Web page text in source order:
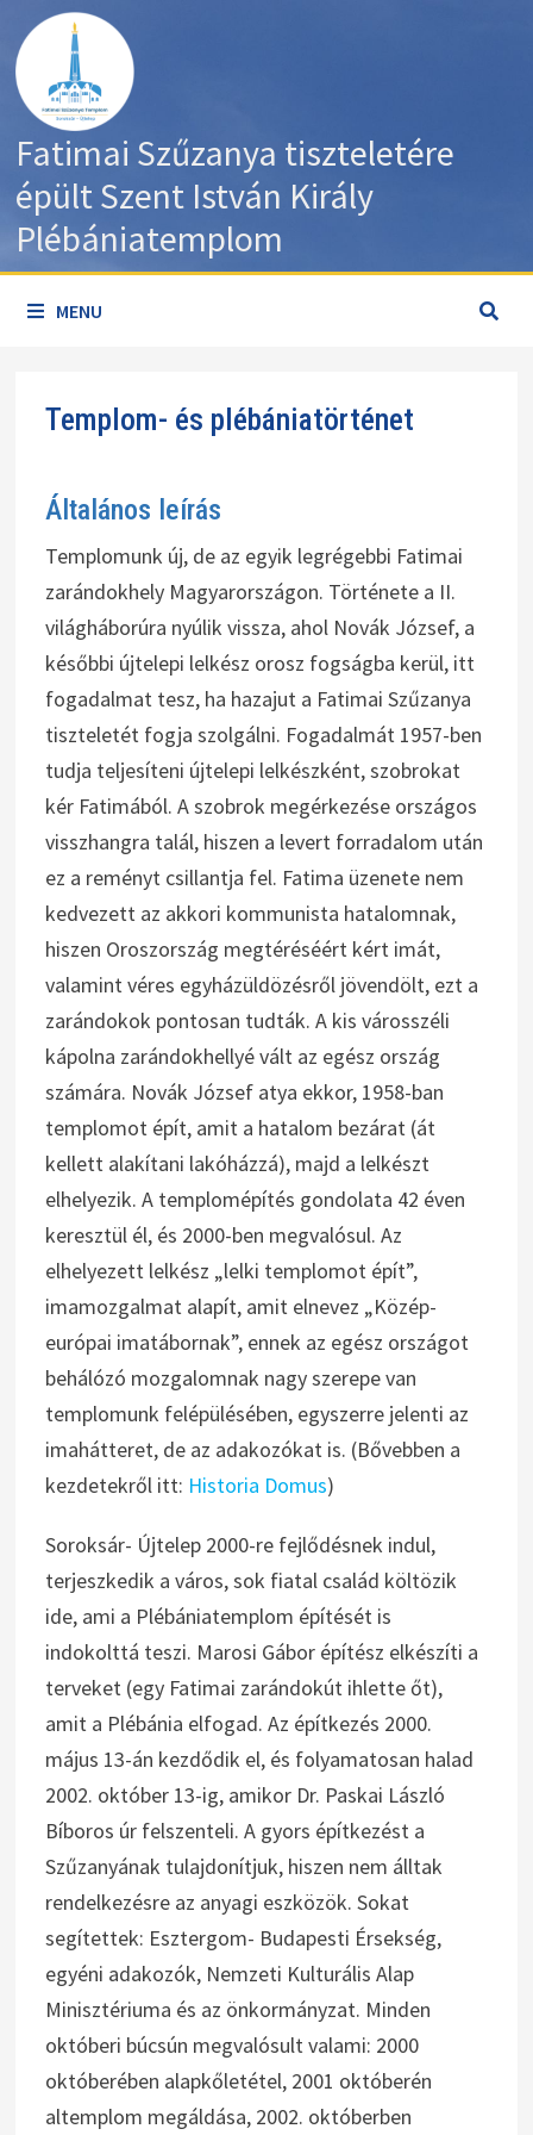
content
Fatimai Szűzanya tiszteletére
épült Szent István Király
Plébániatemplom
MENU
Templom- és plébániatörténet
Általános leírás
Templomunk új, de az egyik legrégebbi Fatimai
zarándokhely Magyarországon. Története a II.
világháborúra nyúlik vissza, ahol Novák József, a
későbbi újtelepi lelkész orosz fogságba kerül, itt
fogadalmat tesz, ha hazajut a Fatimai Szűzanya
tiszteletét fogja szolgálni. Fogadalmát 1957-ben
tudja teljesíteni újtelepi lelkészként, szobrokat
kér Fatimából. A szobrok megérkezése országos
visszhangra talál, hiszen a levert forradalom után
ez a reményt csillantja fel. Fatima üzenete nem
kedvezett az akkori kommunista hatalomnak,
hiszen Oroszország megtéréséért kért imát,
valamint véres egyházüldözésről jövendölt, ezt a
zarándokok pontosan tudták. A kis városszéli
kápolna zarándokhellyé vált az egész ország
számára. Novák József atya ekkor, 1958-ban
templomot épít, amit a hatalom bezárat (át
kellett alakítani lakóházzá), majd a lelkészt
elhelyezik. A templomépítés gondolata 42 éven
keresztül él, és 2000-ben megvalósul. Az
elhelyezett lelkész „lelki templomot épít”,
imamozgalmat alapít, amit elnevez „Közép-
európai imatábornak”, ennek az egész országot
behálózó mozgalomnak nagy szerepe van
templomunk felépülésében, egyszerre jelenti az
imahátteret, de az adakozókat is. (Bővebben a
kezdetekről itt: Historia Domus)
Soroksár- Újtelep 2000-re fejlődésnek indul,
terjeszkedik a város, sok fiatal család költözik
ide, ami a Plébániatemplom építését is
indokolttá teszi. Marosi Gábor építész elkészíti a
terveket (egy Fatimai zarándokút ihlette őt),
amit a Plébánia elfogad. Az építkezés 2000.
május 13-án kezdődik el, és folyamatosan halad
2002. október 13-ig, amikor Dr. Paskai László
Bíboros úr felszenteli. A gyors építkezést a
Szűzanyának tulajdonítjuk, hiszen nem álltak
rendelkezésre az anyagi eszközök. Sokat
segítettek: Esztergom- Budapesti Érsekség,
egyéni adakozók, Nemzeti Kulturális Alap
Minisztériuma és az önkormányzat. Minden
októberi búcsún megvalósult valami: 2000
októberében alapkőletétel, 2001 októberén
altemplom megáldása, 2002. októberben